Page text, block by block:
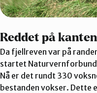
Reddet på
Da fjellreven var på
startet
Nå er det rundt 330
bestanden vokser. Dette